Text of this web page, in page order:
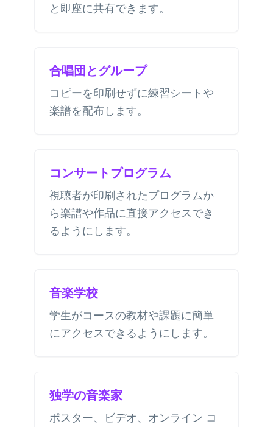
と即座に共有できます。
合唱団とグループ
コピーを印刷せずに練習シートや
楽譜を配布します。
コンサートプログラム
視聴者が印刷されたプログラムか
ら楽譜や作品に直接アクセスでき
るようにします。
音楽学校
学生がコースの教材や課題に簡単
にアクセスできるようにします。
独学の音楽家
ポスター、ビデオ、オンライン コ